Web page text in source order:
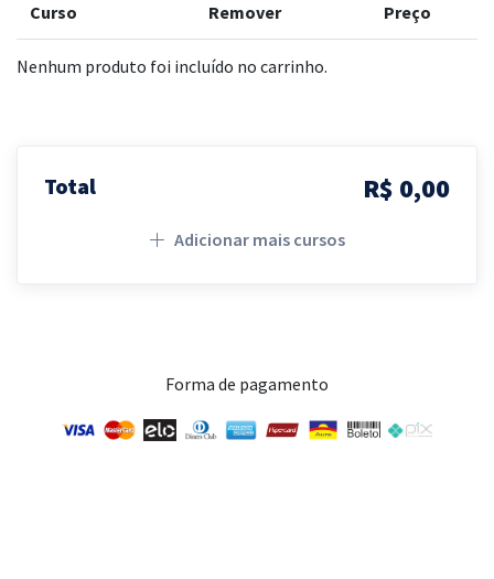
Curso Remover Preço
Nenhum produto foi incluído no carrinho.
Total R$ 0,00
Adicionar mais cursos
Forma de pagamento